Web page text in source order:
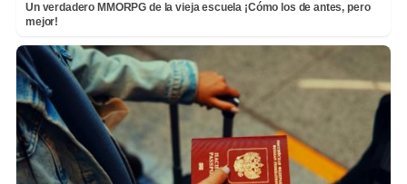
Un verdadero MMORPG de la vieja escuela ¡Cómo los de antes, pero
mejor!